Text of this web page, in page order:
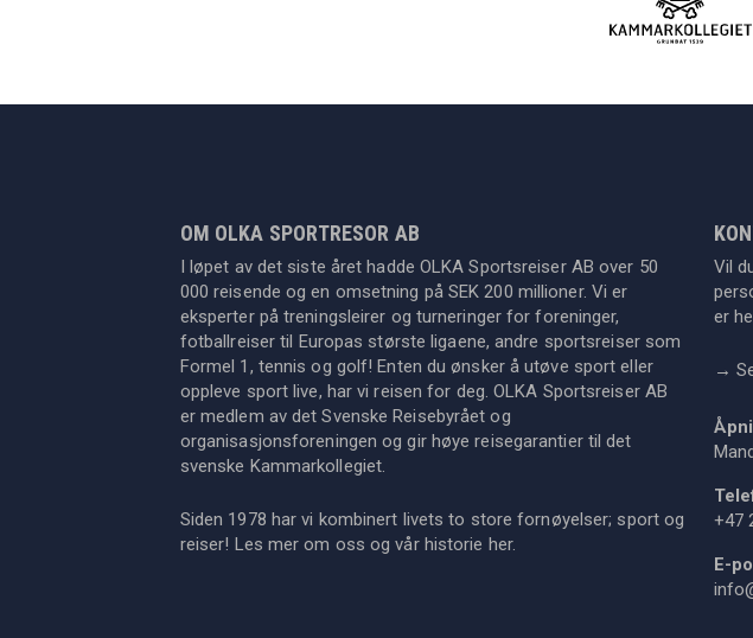
OM OLKA SPORTRESOR AB
I løpet av det siste året hadde OLKA Sportsreiser AB over 50
000 reisende og en omsetning på SEK 200 millioner. Vi er
eksperter på treningsleirer og turneringer for foreninger,
fotballreiser til Europas største ligaene, andre sportsreiser som
Formel 1, tennis og golf! Enten du ønsker å utøve sport eller
oppleve sport live, har vi reisen for deg. OLKA Sportsreiser AB
er medlem av det Svenske Reisebyrået og
organisasjonsforeningen og gir høye reisegarantier til det
svenske Kammarkollegiet.
Siden 1978 har vi kombinert livets to store fornøyelser; sport og
reiser! Les mer om oss og vår historie her.
Vil
er
→
+47
E-